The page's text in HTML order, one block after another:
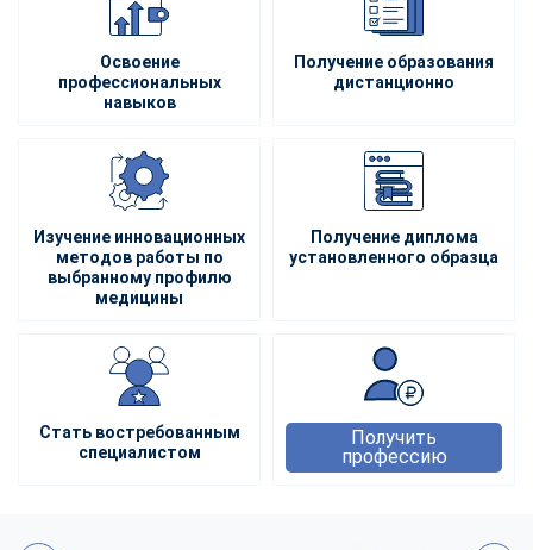
Освоение
профессиональных
навыков
Получение образования
дистанционно
Изучение инновационных
методов работы по
выбранному профилю
медицины
Получение диплома
установленного образца
Стать востребованным
специалистом
Получить
профессию